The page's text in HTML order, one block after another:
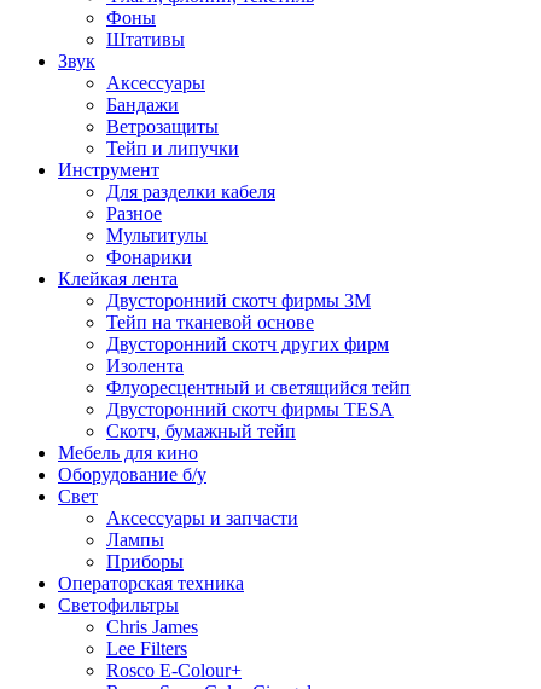
Фоны
Штативы
Звук
Аксессуары
Бандажи
Ветрозащиты
Тейп и липучки
Инструмент
Для разделки кабеля
Разное
Мультитулы
Фонарики
Клейкая лента
Двусторонний скотч фирмы 3M
Тейп на тканевой основе
Двусторонний скотч других фирм
Изолента
Флуоресцентный и светящийся тейп
Двусторонний скотч фирмы TESA
Скотч, бумажный тейп
Мебель для кино
Оборудование б/у
Свет
Аксессуары и запчасти
Лампы
Приборы
Операторская техника
Светофильтры
Chris James
Lee Filters
Rosco E-Colour+